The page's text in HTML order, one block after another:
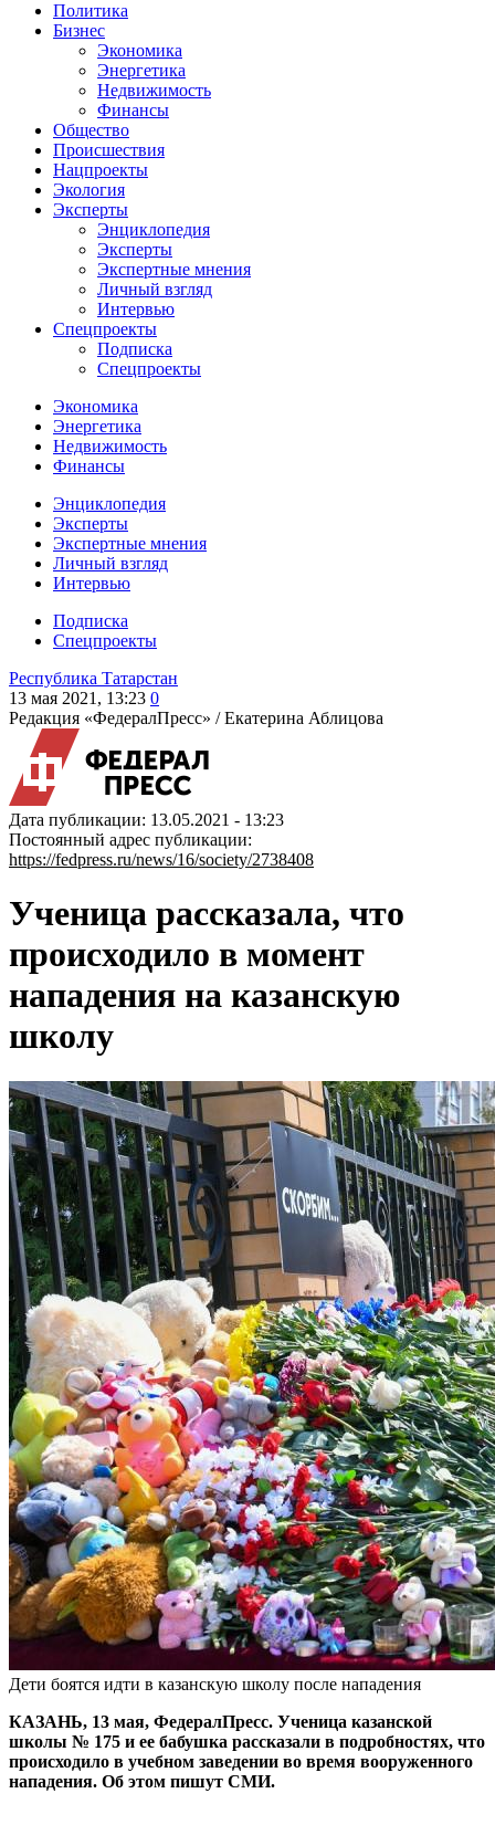
Политика
Бизнес
Экономика
Энергетика
Недвижимость
Финансы
Общество
Происшествия
Нацпроекты
Экология
Эксперты
Энциклопедия
Эксперты
Экспертные мнения
Личный взгляд
Интервью
Спецпроекты
Подписка
Спецпроекты
Экономика
Энергетика
Недвижимость
Финансы
Энциклопедия
Эксперты
Экспертные мнения
Личный взгляд
Интервью
Подписка
Спецпроекты
Республика Татарстан
13 мая 2021, 13:23 0
Редакция «ФедералПресс» /Екатерина Аблицова
Дата публикации: 13.05.2021 - 13:23
Постоянный адрес публикации:
https://fedpress.ru/news/16/society/2738408
Ученица рассказала, что
происходило в момент
нападения на казанскую
школу
Дети боятся идти в казанскую школу после нападения
КАЗАНЬ, 13 мая, ФедералПресс. Ученица казанской
школы № 175 и ее бабушка рассказали в подробностях, что
происходило в учебном заведении во время вооруженного
нападения. Об этом пишут СМИ.